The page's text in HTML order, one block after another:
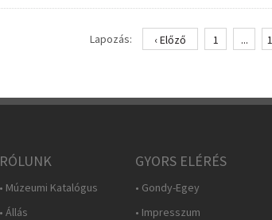
Lapozás: ‹ Előző 1 ...
RÓLUNK
• Múzeumi Katalógus
• Állás
GYORS ELÉRÉS
• Gondy-Egey
• Impresszum